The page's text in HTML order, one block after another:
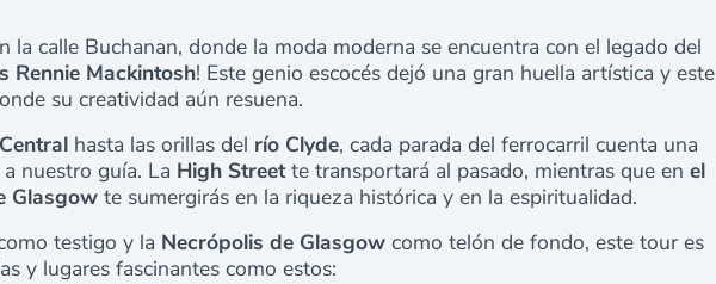
la calle Buchanan, donde la moda moderna se encuentra con el legado del
Rennie Mackintosh! Este genio escocés dejó una gran huella artística y este
su creatividad aún resuena.
hasta las orillas del río Clyde, cada parada del ferrocarril cuenta una
nuestro guía. La High Streette transportará al pasado, mientras que en el
Glasgow te sumergirás en la riqueza histórica y en la espiritualidad.
testigo y la Necrópolis de Glasgow como telón de fondo, este tour es
y lugares fascinantes como estos: